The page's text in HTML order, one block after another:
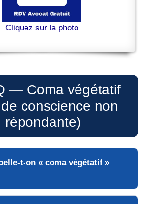
Cliquez sur la photo
— Coma végétatif
conscience non
répondante)
t-on « coma végétatif »